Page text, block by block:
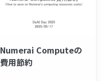
Numerai Computeの
費用節約